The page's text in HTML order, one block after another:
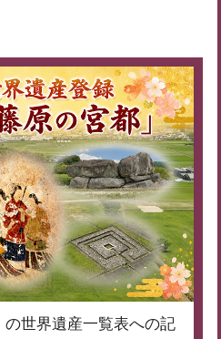
の世界遺産一覧表への記